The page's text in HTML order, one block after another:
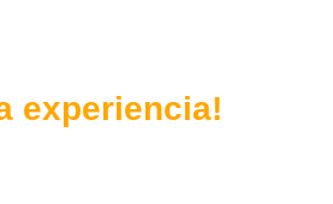
experiencia!